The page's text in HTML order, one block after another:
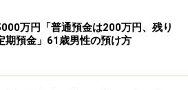
万円「普通預金は200万円、残り
期預金」61歳男性の預け方